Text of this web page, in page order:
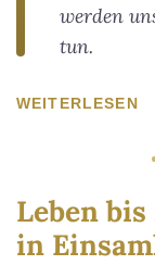
werden
tun.
WEITERLESEN
Leben
in